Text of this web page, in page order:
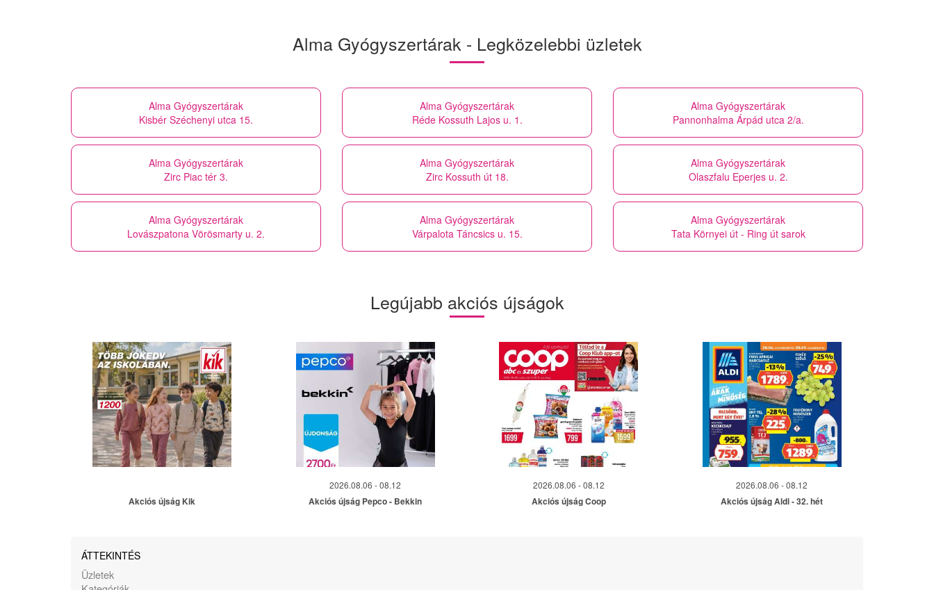
Alma Gyógyszertárak - Legközelebbi üzletek
Alma Gyógyszertárak
Kisbér Széchenyi utca 15.
Alma Gyógyszertárak
Réde Kossuth Lajos u. 1.
Alma Gyógyszertárak
Pannonhalma Árpád utca 2/a.
Alma Gyógyszertárak
Zirc Piac tér 3.
Alma Gyógyszertárak
Zirc Kossuth út 18.
Alma Gyógyszertárak
Olaszfalu Eperjes u. 2.
Alma Gyógyszertárak
Lovászpatona Vörösmarty u. 2.
Alma Gyógyszertárak
Várpalota Táncsics u. 15.
Alma Gyógyszertárak
Tata Környei út - Ring út sarok
Legújabb akciós újságok
Akciós újság Kik
2026.08.06 - 08.12
Akciós újság Pepco - Bekkin
2026.08.06 - 08.12
Akciós újság Coop
2026.08.06 - 08.12
Akciós újság Aldi - 32. hét
ÁTTEKINTÉS
Üzletek